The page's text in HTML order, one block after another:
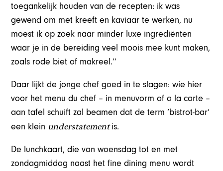
toegankelijk houden van de recepten: ik was
gewend om met kreeft en kaviaar te werken, nu
moest ik op zoek naar minder luxe ingrediënten
waar je in de bereiding veel moois mee kunt maken,
zoals rode biet of makreel.’’
Daar lijkt de jonge chef goed in te slagen: wie hier
voor het menu du chef – in menuvorm of a la carte –
aan tafel schuift zal beamen dat de term ‘bistrot-bar’
een klein understatementis.
De lunchkaart, die van woensdag tot en met
zondagmiddag naast het fine dining menu wordt